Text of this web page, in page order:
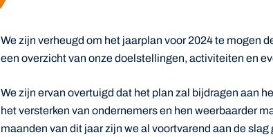
We zijn verheugd om het jaarplan voor 2024 te mogen
een overzicht van onze doelstellingen, activiteiten en
We zijn ervan overtuigd dat het plan zal bijdragen aan
het versterken van ondernemers en hen weerbaarder
maanden van dit jaar zijn we al voortvarend aan de